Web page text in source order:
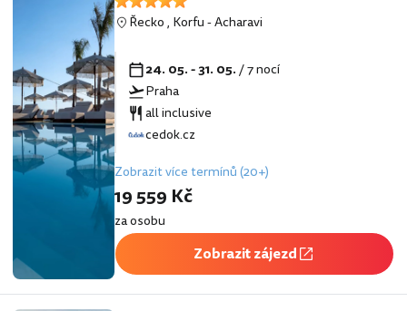
Řecko, Korfu-Acharavi
24. 05. - 31. 05./ 7 nocí
Praha
all inclusive
cedok.cz
Zobrazit více termínů (20+)
19 559 Kč
za osobu
Zobrazit zájezd